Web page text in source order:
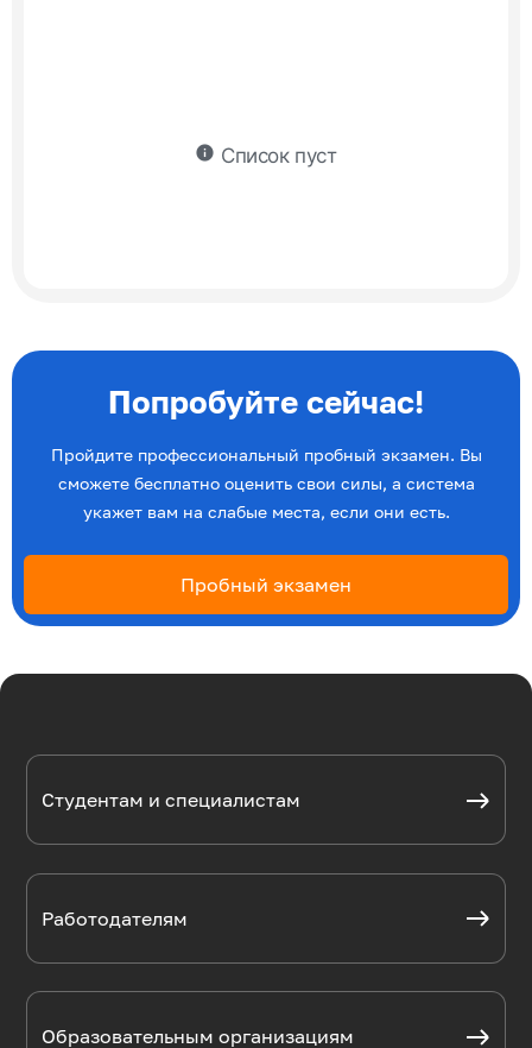
info Список пуст
Попробуйте сейчас!
Пройдите профессиональный пробный экзамен. Вы
сможете бесплатно оценить свои силы, а система
укажет вам на слабые места, если они есть.
Пробный экзамен
Студентам и специалистам
Работодателям
Образовательным организациям